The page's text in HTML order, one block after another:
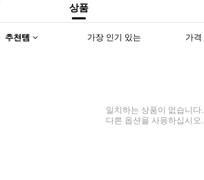
상품
추천템 가장 인기 있는 가격
일치하는 상품이 없습니다.
다른 옵션을 사용하십시오.